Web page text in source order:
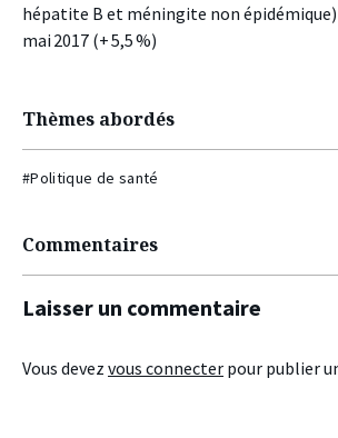
hépatite B et méningite non
mai 2017 (+ 5,5 %)
Thèmes abordés
#Politique de santé
Commentaires
Laisser un commentaire
Vous devez vous connecter pour publier